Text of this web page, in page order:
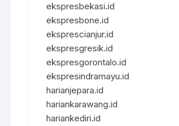
ekspresbekasi.id
ekspresbone.id
eksprescianjur.id
ekspresgresik.id
ekspresgorontalo.id
ekspresindramayu.id
harianjepara.id
hariankarawang.id
hariankediri.id